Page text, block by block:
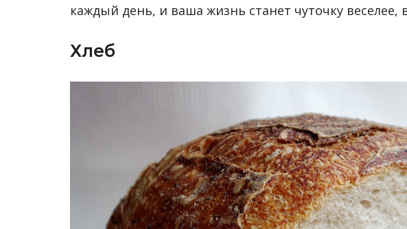
каждый день, и ваша жизнь станет чуточку веселее,
Хлеб